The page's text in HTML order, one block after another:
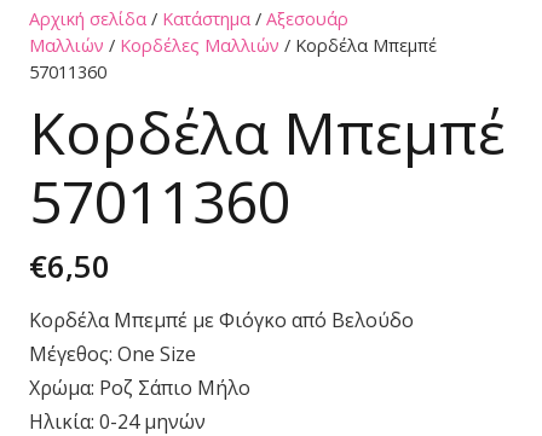
Αρχική σελίδα / Κατάστημα / Αξεσουάρ
Μαλλιών / Κορδέλες Μαλλιών / Κορδέλα Μπεμπέ
57011360
Κορδέλα Μπεμπέ
57011360
€6,50
Κορδέλα Μπεμπέ με Φιόγκο από Βελούδο
Μέγεθος: One Size
Χρώμα: Ροζ Σάπιο Μήλο
Ηλικία: 0-24 μηνών